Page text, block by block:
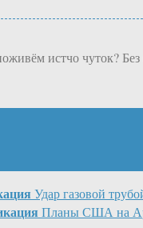
истчо чуток?
Удар газовой
Планы США на